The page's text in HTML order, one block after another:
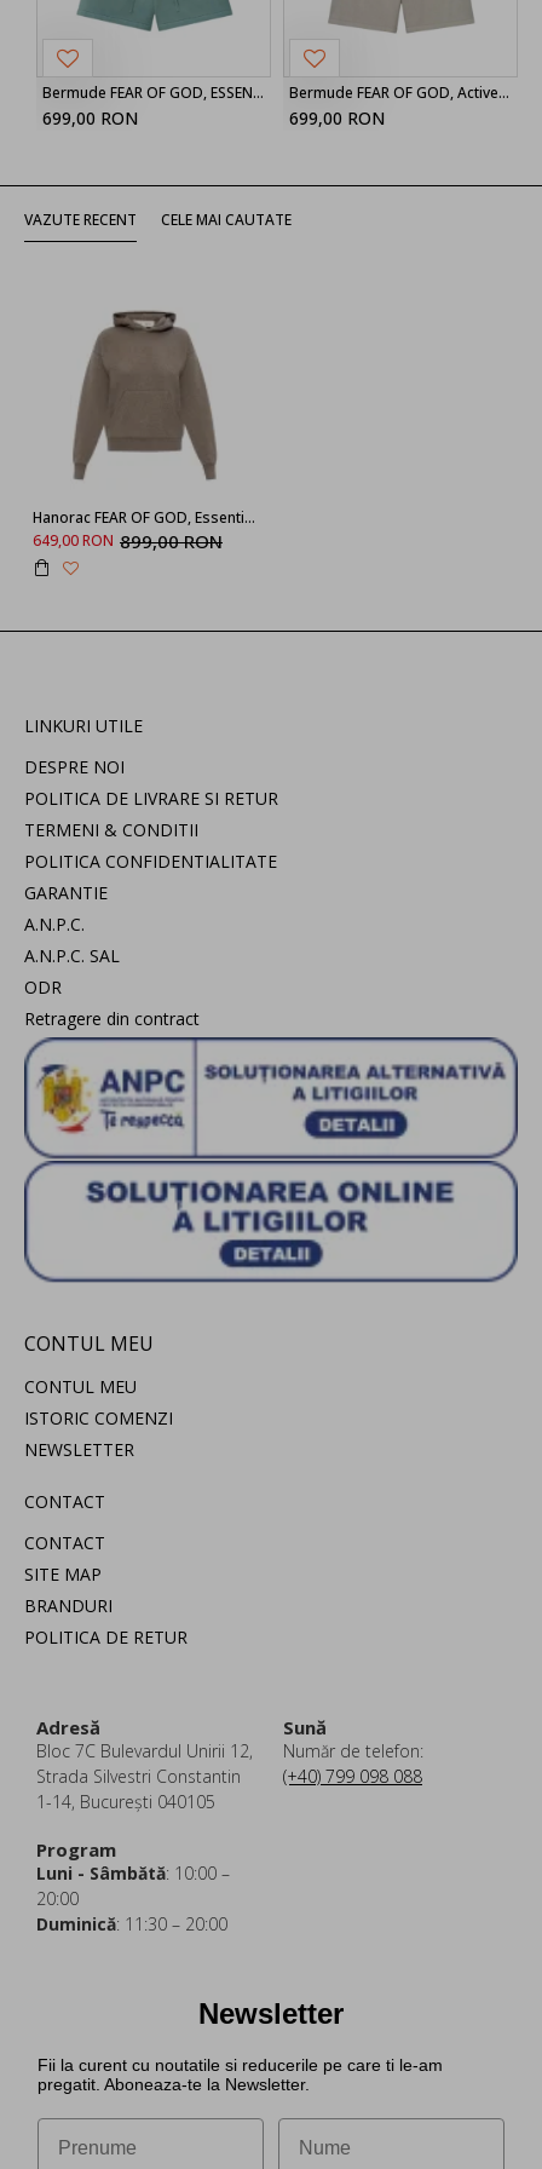
Bermude FEAR OF GOD, ESSENTIALS drawstring shorts
699,00 RON
Bermude FEAR OF GOD, Active Trace Relaxed Sweatshort
699,00 RON
VAZUTE RECENT CELE MAI CAUTATE
Hanorac FEAR OF GOD, Essentials Sweatshirt with logo on the back
649,00 RON 899,00 RON
LINKURI UTILE
DESPRE NOI
POLITICA DE LIVRARE SI RETUR
TERMENI & CONDITII
POLITICA CONFIDENTIALITATE
GARANTIE
A.N.P.C.
A.N.P.C. SAL
ODR
Retragere din contract
CONTUL MEU
CONTUL MEU
ISTORIC COMENZI
NEWSLETTER
CONTACT
CONTACT
SITE MAP
BRANDURI
POLITICA DE RETUR
Adresă
Bloc 7C Bulevardul Unirii 12,
Strada Silvestri Constantin
1-14, București 040105
Sună
Număr de telefon:
(+40) 799 098 088
Program
Luni - Sâmbătă: 10:00 –
20:00
Duminică: 11:30 – 20:00
Newsletter
Fii la curent cu noutatile si reducerile pe care ti le-am
pregatit. Aboneaza-te la Newsletter.